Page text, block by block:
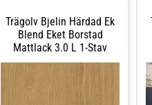
slitagetålig och idealisk för livliga
utrymmen som hotell, butiker,
kontor och kaféer - eller på de
ställen i hemmet där golvet
behöver klara lite extra. Den
Trägolv Bjelin Härdad Ek
Blend Eket Borstad
Mattlack 3.0 L 1-Stav